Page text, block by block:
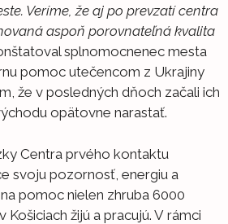
Veríme, že aj po prevzatí centra
aspoň porovnateľná kvalita
splnomocnenec mesta
pomoc utečencom z Ukrajiny
že v posledných dňoch začali ich
opätovne narastať.
Centra prvého kontaktu
svoju pozornosť, energiu a
pomoc nielen zhruba 6000
Košiciach žijú a pracujú. V rámci